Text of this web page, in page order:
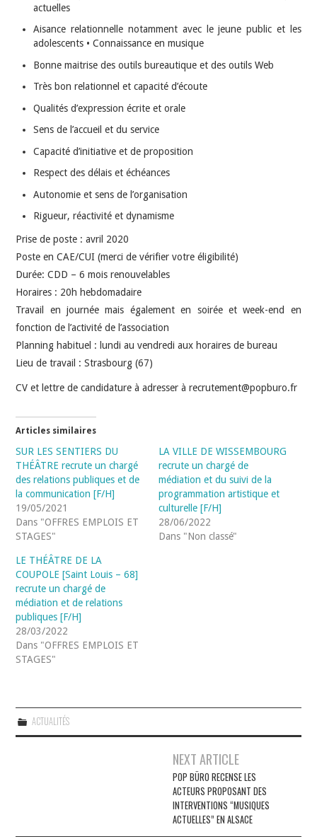
actuelles
Aisance relationnelle notamment avec le jeune public et les
adolescents • Connaissance en musique
Bonne maitrise des outils bureautique et des outils Web
Très bon relationnel et capacité d’écoute
Qualités d’expression écrite et orale
Sens de l’accueil et du service
Capacité d’initiative et de proposition
Respect des délais et échéances
Autonomie et sens de l’organisation
Rigueur, réactivité et dynamisme
Prise de poste : avril 2020
Poste en CAE/CUI (merci de vérifier votre éligibilité)
Durée: CDD – 6 mois renouvelables
Horaires : 20h hebdomadaire
Travail en journée mais également en soirée et week-end en
fonction de l’activité de l’association
Planning habituel : lundi au vendredi aux horaires de bureau
Lieu de travail : Strasbourg (67)
CV et lettre de candidature à adresser à recrutement@popburo.fr
Articles similaires
SUR LES SENTIERS DU
THÉÂTRE recrute un chargé
des relations publiques et de
la communication [F/H]
19/05/2021
Dans "OFFRES EMPLOIS ET
STAGES"
LA VILLE DE WISSEMBOURG
recrute un chargé de
médiation et du suivi de la
programmation artistique et
culturelle [F/H]
28/06/2022
Dans "Non classé"
LE THÉÂTRE DE LA
COUPOLE [Saint Louis – 68]
recrute un chargé de
médiation et de relations
publiques [F/H]
28/03/2022
Dans "OFFRES EMPLOIS ET
STAGES"
ACTUALITÉS
NEXT ARTICLE
POP BÜRO RECENSE LES
ACTEURS PROPOSANT DES
INTERVENTIONS “MUSIQUES
ACTUELLES” EN ALSACE